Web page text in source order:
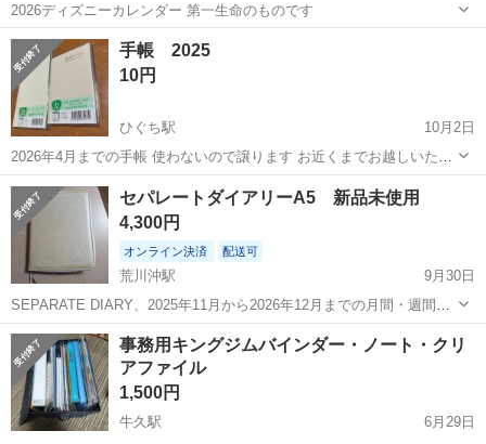
2026ディズニーカレンダー 第一生命のものです
茨城 古河市 古河駅
手帳 2025
10円
ひぐち駅
10月2日
2026年4月までの手帳 使わないので譲ります お近くまでお越しいただ
ける方に
茨城 筑西市 ひぐち駅 手帳
セパレートダイアリーA5 新品未使用
4,300円
オンライン決済 配送可
荒川沖駅
9月30日
SEPARATE DIARY、2025年11月から2026年12月までの月間・週間レ
イアウト付き。 - モデル名: SEPARATE DIARY A5 - 対応年: 2025年
11月から2026年12月 - 色: ホワイト...
茨城 稲敷郡 荒川沖駅 せん
事務用キングジムバインダー・ノート・クリ
アファイル
1,500円
牛久駅
6月29日